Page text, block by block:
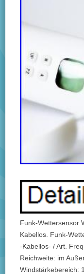
Funk-Wettersensor
Kabellos. Funk-
-Kabellos- / Art.
Reichweite: im
Windstärkebereich: